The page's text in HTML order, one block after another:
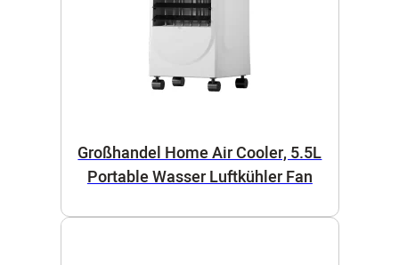
Großhandel Home Air Cooler, 5.5L
Portable Wasser Luftkühler Fan